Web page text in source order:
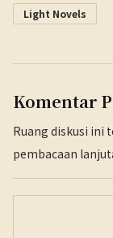
Light Novels
Komentar
Ruang diskusi ini
pembacaan